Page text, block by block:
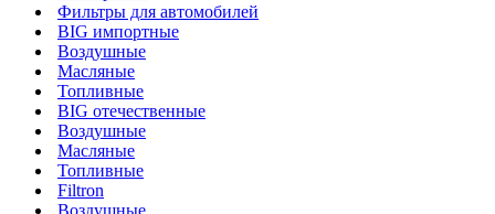
Фильтры для автомобилей
BIG импортные
Воздушные
Масляные
Топливные
BIG отечественные
Воздушные
Масляные
Топливные
Filtron